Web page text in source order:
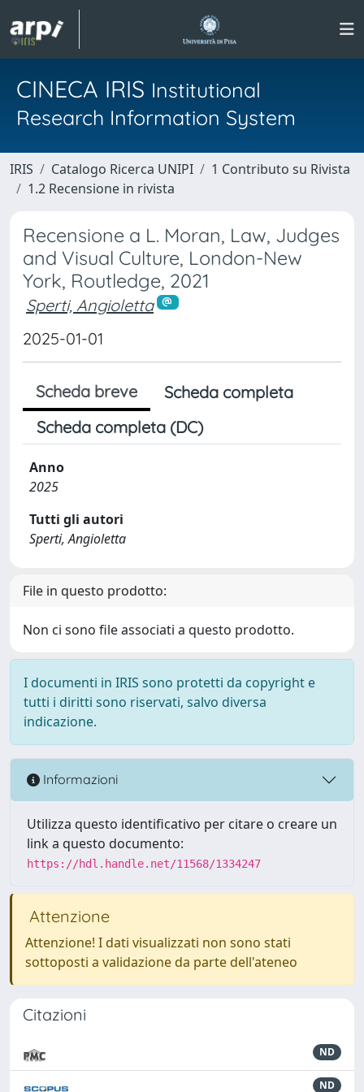
CINECA IRIS Institutional
Research Information System
IRIS Catalogo Ricerca UNIPI
1 Contributo su Rivista
1.2 Recensione in rivista
Recensione a L. Moran, Law, Judges
and Visual Culture, London-New
York, Routledge, 2021
Sperti, Angioletta
2025-01-01
Scheda breve
Scheda completa
Scheda completa (DC)
Anno
2025
Tutti gli autori
Sperti, Angioletta
File in questo prodotto:
Non ci sono file associati a questo prodotto.
I documenti in IRIS sono protetti da copyright e
tutti i diritti sono riservati, salvo diversa
indicazione.
Informazioni
Utilizza questo identificativo per citare o creare un
link a questo documento:
https://hdl.handle.net/11568/1334247
Attenzione
Attenzione! I dati visualizzati non sono stati
sottoposti a validazione da parte dell'ateneo
Citazioni
ND
ND